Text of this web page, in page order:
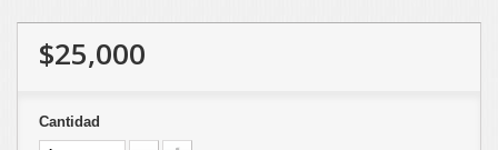
$25,000
Cantidad